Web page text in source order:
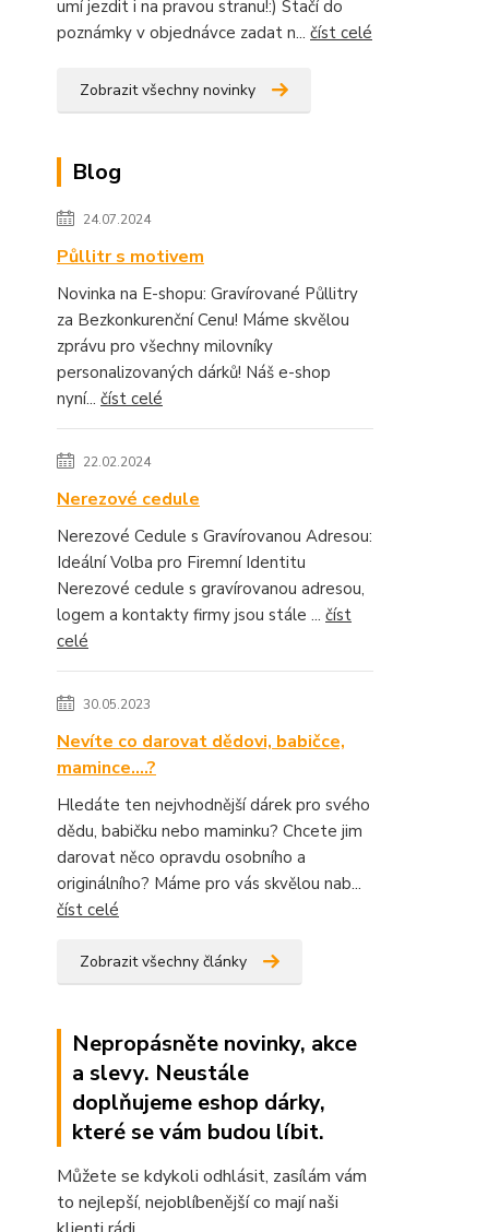
umí jezdit i na pravou stranu!:) Stačí do
poznámky v objednávce zadat n... číst celé
Zobrazit všechny novinky
Blog
24.07.2024
Půllitr s motivem
Novinka na E-shopu: Gravírované Půllitry
za Bezkonkurenční Cenu! Máme skvělou
zprávu pro všechny milovníky
personalizovaných dárků! Náš e-shop
nyní... číst celé
22.02.2024
Nerezové cedule
Nerezové Cedule s Gravírovanou Adresou:
Ideální Volba pro Firemní Identitu
Nerezové cedule s gravírovanou adresou,
logem a kontakty firmy jsou stále ... číst
celé
30.05.2023
Nevíte co darovat dědovi, babičce,
mamince....?
Hledáte ten nejvhodnější dárek pro svého
dědu, babičku nebo maminku? Chcete jim
darovat něco opravdu osobního a
originálního? Máme pro vás skvělou nab...
číst celé
Zobrazit všechny články
Nepropásněte novinky, akce
a slevy. Neustále
doplňujeme eshop dárky,
které se vám budou líbit.
Můžete se kdykoli odhlásit, zasílám vám
to nejlepší, nejoblíbenější co mají naši